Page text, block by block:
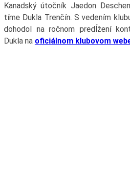
Kanadský útočník Jaedon
tíme Dukla Trenčín. S vedením
dohodol na ročnom predĺžení
Dukla na oficiálnom klubovom